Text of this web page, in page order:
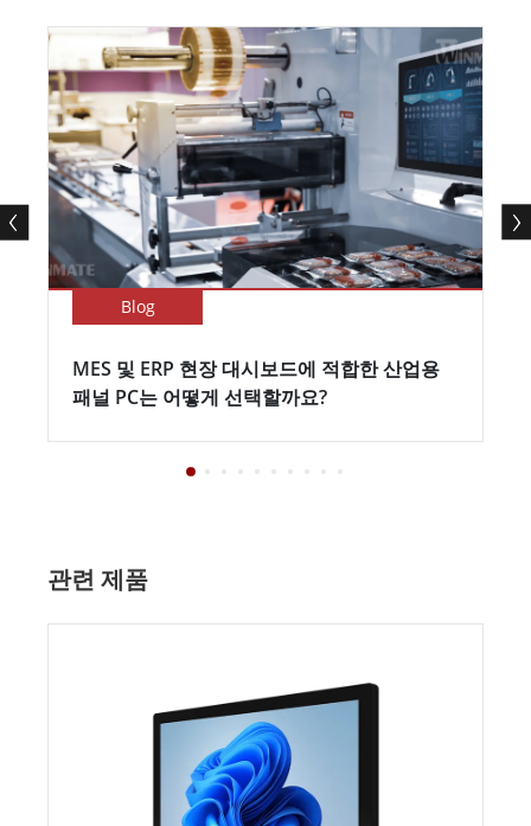
Blog
MES 및 ERP 현장 대시보드에 적합한 산업용
패널 PC는 어떻게 선택할까요?
관련 제품